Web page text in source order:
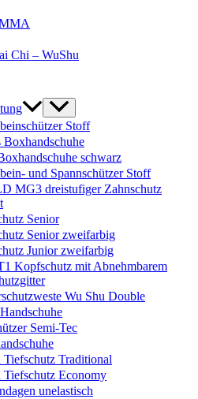
Chi – WuShu
Stoff
Boxhandschuhe
schwarz
und Spannschützer Stoff
MG3 dreistufiger Zahnschutz
Senior
Senior zweifarbig
Junior zweifarbig
Kopfschutz mit Abnehmbarem
Wu Shu Double
Semi-Tec
Tiefschutz Traditional
Tiefschutz Economy
unelastisch